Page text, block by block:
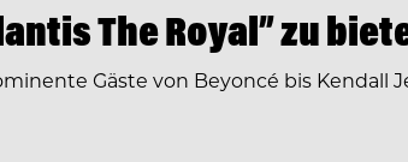
The Royal” zu
Gäste von Beyoncé bis Kendall